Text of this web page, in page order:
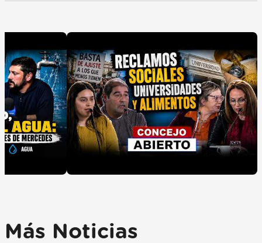
Más Noticias